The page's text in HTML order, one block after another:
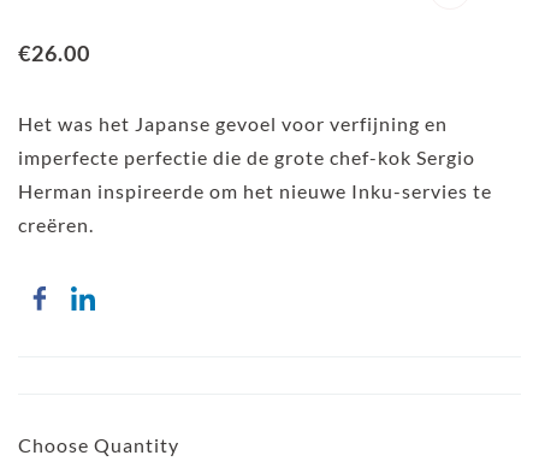
€26.00
Het was het Japanse gevoel voor verfijning en
imperfecte perfectie die de grote chef-kok Sergio
Herman inspireerde om het nieuwe Inku-servies te
creëren.
Choose Quantity